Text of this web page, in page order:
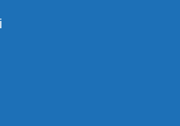
doğrudan etkiler. Bu
Nelerdir?